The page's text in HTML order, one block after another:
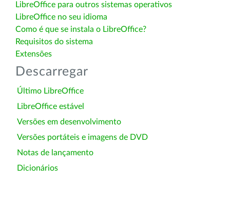
LibreOffice para outros sistemas operativos
LibreOffice no seu idioma
Como é que se instala o LibreOffice?
Requisitos do sistema
Extensões
Descarregar
Último LibreOffice
LibreOffice estável
Versões em desenvolvimento
Versões portáteis e imagens de DVD
Notas de lançamento
Dicionários